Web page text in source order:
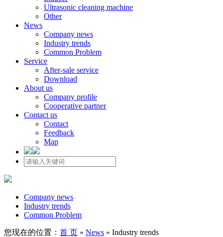
Ultrasonic cleaning machine
Other
News
Company news
Industry trends
Common Problem
Service
After-sale service
Download
About us
Company profile
Cooperative partner
Contact us
Contact
Feedback
Map
Company news
Industry trends
Common Problem
您现在的位置： 首 页 » News » Industry trends